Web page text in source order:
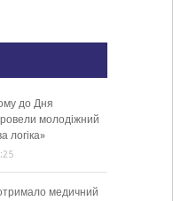
до Дня
молодіжний
логіка»
медичний